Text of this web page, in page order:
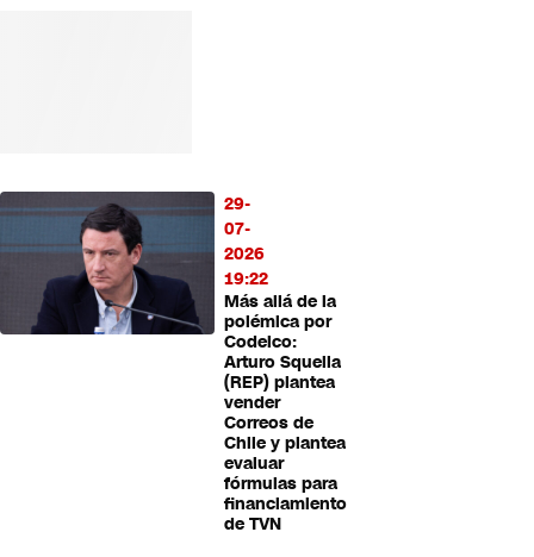
29-
07-
2026
19:22
Más allá de la
polémica por
Codelco:
Arturo Squella
(REP) plantea
vender
Correos de
Chile y plantea
evaluar
fórmulas para
financiamiento
de TVN